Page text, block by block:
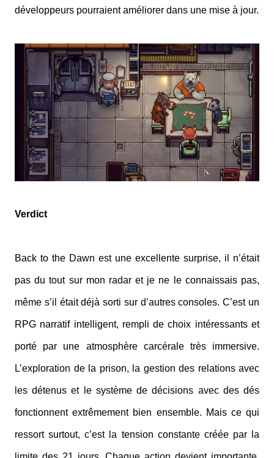
développeurs pourraient améliorer dans une mise à jour.
Verdict
Back to the Dawn est une excellente surprise, il n’était
pas du tout sur mon radar et je ne le connaissais pas,
même s’il était déjà sorti sur d’autres consoles. C’est un
RPG narratif intelligent, rempli de choix intéressants et
porté par une atmosphère carcérale très immersive.
L’exploration de la prison, la gestion des relations avec
les détenus et le système de décisions avec des dés
fonctionnent extrêmement bien ensemble. Mais ce qui
ressort surtout, c’est la tension constante créée par la